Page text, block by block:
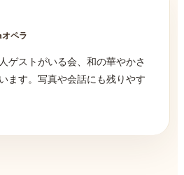
ペラ
ゲストがいる会、和の華やかさ
ます。写真や会話にも残りやす